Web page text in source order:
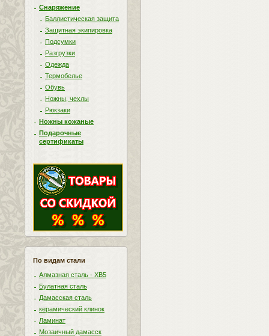
Снаряжение
Баллистическая защита
Защитная экипировка
Подсумки
Разгрузки
Одежда
Термобелье
Обувь
Ножны, чехлы
Рюкзаки
Ножны кожаные
Подарочные
сертификаты
По видам стали
Алмазная сталь - ХВ5
Булатная сталь
Дамасская сталь
керамический клинок
Ламинат
Мозаичный дамасск